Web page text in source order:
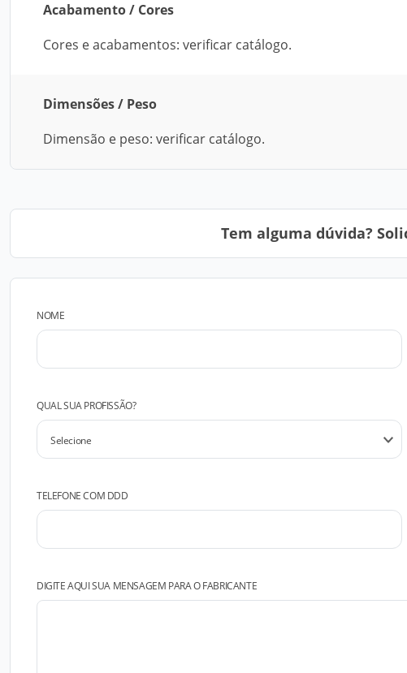
Acabamento / Cores
Cores e acabamentos: verificar catálogo.
Dimensões / Peso
Dimensão e peso: verificar catálogo.
Tem alguma dúvida?
NOME
QUAL SUA PROFISSÃO?
TELEFONE COM DDD
DIGITE AQUI SUA MENSAGEM PARA O FABRICANTE